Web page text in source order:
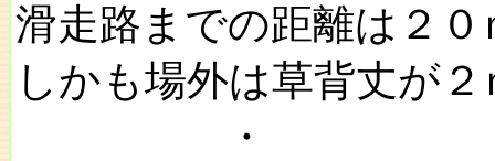
滑走路までの距離は２
しかも場外は草背丈が
・